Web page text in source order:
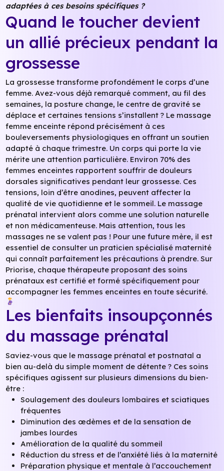
adaptées à ces besoins spécifiques ?
Quand le toucher devient
un allié précieux pendant la
grossesse
La grossesse transforme profondément le corps d’une
femme. Avez-vous déjà remarqué comment, au fil des
semaines, la posture change, le centre de gravité se
déplace et certaines tensions s’installent ? Le massage
femme enceinte répond précisément à ces
bouleversements physiologiques en offrant un soutien
adapté à chaque trimestre. Un corps qui porte la vie
mérite une attention particulière. Environ 70% des
femmes enceintes rapportent souffrir de douleurs
dorsales significatives pendant leur grossesse. Ces
tensions, loin d’être anodines, peuvent affecter la
qualité de vie quotidienne et le sommeil. Le massage
prénatal intervient alors comme une solution naturelle
et non médicamenteuse. Mais attention, tous les
massages ne se valent pas ! Pour une future mère, il est
essentiel de consulter un praticien spécialisé maternité
qui connaît parfaitement les précautions à prendre. Sur
Priorise, chaque thérapeute proposant des soins
prénataux est certifié et formé spécifiquement pour
accompagner les femmes enceintes en toute sécurité.
Les bienfaits insoupçonnés
du massage prénatal
Saviez-vous que le massage prénatal et postnatal a
bien au-delà du simple moment de détente ? Ces soins
spécifiques agissent sur plusieurs dimensions du bien-
être :
Soulagement des douleurs lombaires et sciatiques
fréquentes
Diminution des œdèmes et de la sensation de
jambes lourdes
Amélioration de la qualité du sommeil
Réduction du stress et de l’anxiété liés à la maternité
Préparation physique et mentale à l’accouchement